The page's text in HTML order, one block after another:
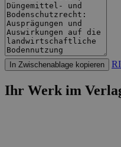
In Zwischenablage kopieren
Ihr Werk im